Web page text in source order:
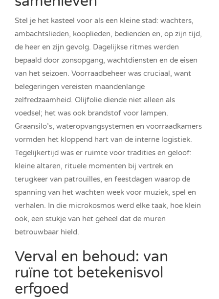
Stel je het kasteel voor als een kleine stad: wachters,
ambachtslieden, kooplieden, bedienden en, op zijn tijd,
de heer en zijn gevolg. Dagelijkse ritmes werden
bepaald door zonsopgang, wachtdiensten en de eisen
van het seizoen. Voorraadbeheer was cruciaal, want
belegeringen vereisten maandenlange
zelfredzaamheid. Olijfolie diende niet alleen als
voedsel; het was ook brandstof voor lampen.
Graansilo’s, wateropvangsystemen en voorraadkamers
vormden het kloppend hart van de interne logistiek.
Tegelijkertijd was er ruimte voor tradities en geloof:
kleine altaren, rituele momenten bij vertrek en
terugkeer van patrouilles, en feestdagen waarop de
spanning van het wachten week voor muziek, spel en
verhalen. In die microkosmos werd elke taak, hoe klein
ook, een stukje van het geheel dat de muren
betrouwbaar hield.
Verval en behoud: van
ruïne tot betekenisvol
erfgoed